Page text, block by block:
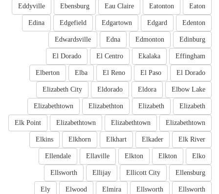
Eaton
Eatonton
Eau Claire
Ebensburg
Eddyville
Edenton
Edgard
Edgartown
Edgefield
Edina
Edinburg
Edmonton
Edna
Edwardsville
Effingham
Ekalaka
El Centro
El Dorado
El Dorado
El Paso
El Reno
Elba
Elberton
Elbow Lake
Eldora
Eldorado
Elizabeth City
Elizabeth
Elizabeth
Elizabethton
Elizabethtown
Elizabethtown
Elizabethtown
Elizabethtown
Elk Point
Elk River
Elkader
Elkhart
Elkhorn
Elkins
Elko
Elkton
Elkton
Ellaville
Ellendale
Ellensburg
Ellicott City
Ellijay
Ellsworth
Ellsworth
Ellsworth
Elmira
Elwood
Ely